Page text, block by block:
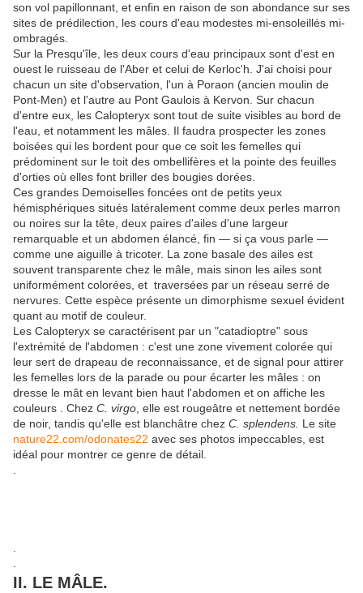
son vol papillonnant, et enfin en raison de son abondance sur ses
sites de prédilection, les cours d'eau modestes mi-ensoleillés mi-
ombragés.
Sur la Presqu'île, les deux cours d'eau principaux sont d'est en
ouest le ruisseau de l'Aber et celui de Kerloc'h. J'ai choisi pour
chacun un site d'observation, l'un à Poraon (ancien moulin de
Pont-Men) et l'autre au Pont Gaulois à Kervon. Sur chacun
d'entre eux, les Calopteryx sont tout de suite visibles au bord de
l'eau, et notamment les mâles. Il faudra prospecter les zones
boisées qui les bordent pour que ce soit les femelles qui
prédominent sur le toit des ombellifères et la pointe des feuilles
d'orties où elles font briller des bougies dorées.
Ces grandes Demoiselles foncées ont de petits yeux
hémisphériques situés latéralement comme deux perles marron
ou noires sur la tête, deux paires d'ailes d'une largeur
remarquable et un abdomen élancé, fin — si ça vous parle —
comme une aiguille à tricoter. La zone basale des ailes est
souvent transparente chez le mâle, mais sinon les ailes sont
uniformément colorées, et traversées par un réseau serré de
nervures. Cette espèce présente un dimorphisme sexuel évident
quant au motif de couleur.
Les Calopteryx se caractérisent par un "catadioptre" sous
l'extrémité de l'abdomen : c'est une zone vivement colorée qui
leur sert de drapeau de reconnaissance, et de signal pour attirer
les femelles lors de la parade ou pour écarter les mâles : on
dresse le mât en levant bien haut l'abdomen et on affiche les
couleurs . Chez C. virgo , elle est rougeâtre et nettement bordée
de noir, tandis qu'elle est blanchâtre chez C. splendens. Le site
nature22.com/odonates22 avec ses photos impeccables, est
idéal pour montrer ce genre de détail.
II. LE MÂLE.